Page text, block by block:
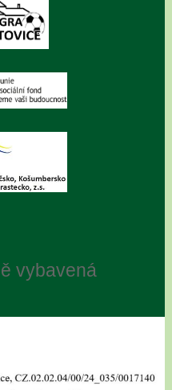
vybavená